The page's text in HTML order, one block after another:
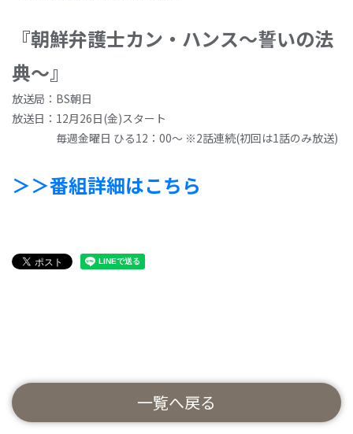
『朝鮮弁護士カン・ハンス～誓いの法
典～』
放送局：BS朝日
放送日：12月26日(金)スタート
毎週金曜日 ひる12：00～ ※2話連続(初回は1話のみ放送)
＞＞番組詳細はこちら
一覧へ戻る